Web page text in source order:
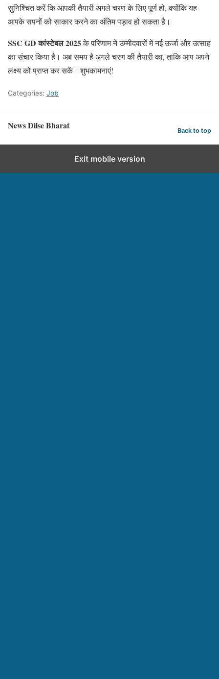
सुनिश्चित करें कि आपकी तैयारी अगले चरण के लिए पूर्ण हो, क्योंकि यह
आपके सपनों को साकार करने का अंतिम पड़ाव हो सकता है।
SSC GD कांस्टेबल 2025के परिणाम ने उम्मीदवारों में नई ऊर्जा और उत्साह
का संचार किया है। अब समय है अगले चरण की तैयारी का, ताकि आप अपने
लक्ष्य को प्राप्त कर सकें। शुभकामनाएं!
Categories: Job
News Dilse Bharat Back to top
Exit mobile version